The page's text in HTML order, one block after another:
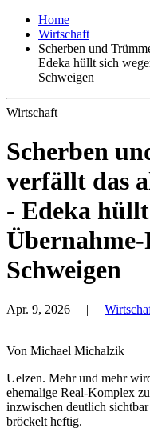
Home
Wirtschaft
Scherben und
Edeka hüllt sich
Schweigen
Wirtschaft
Scherben
verfällt das
- Edeka
Schweigen
Apr. 9, 2026 |
Von Michael Michalzik
Uelzen. Mehr und mehr
ehemalige Real-Komplex
inzwischen deutlich
bröckelt heftig.